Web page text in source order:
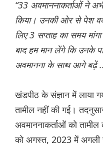
“33 अवमाननाकर्ताओं ने
किया। उनकी ओर से पेश
लिए 3 सप्ताह का समय
बाद हम मान लेंगे कि उनके
अवमानना ​​के साथ आगे बढ़ें
खंडपीठ के संज्ञान में लाया
तामील नहीं की गई।
अवमाननाकर्ताओं को
को अगस्त, 2023 में अगली